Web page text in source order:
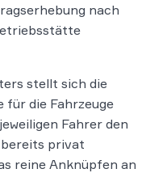
nach
stellt sich die
für die Fahrzeuge
Fahrer den
privat
reine Anknüpfen an